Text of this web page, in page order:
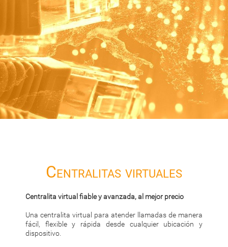
Centralitas virtuales
Centralita virtual fiable y avanzada, al mejor precio
Una centralita virtual para atender llamadas de manera
fácil, flexible y rápida desde cualquier ubicación y
dispositivo.